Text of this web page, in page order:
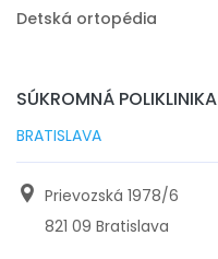
Detská ortopédia
SÚKROMNÁ POLIKLINIKA
BRATISLAVA
Prievozská 1978/6
821 09 Bratislava